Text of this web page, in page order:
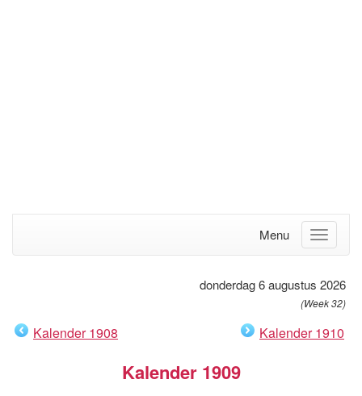
Menu
donderdag 6 augustus 2026
(Week 32)
Kalender 1908 Kalender 1910
Kalender 1909